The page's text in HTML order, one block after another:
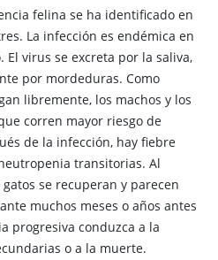
felina se ha identificado en
La infección es endémica en
El virus se excreta por la saliva,
por mordeduras. Como
libremente, los machos y los
corren mayor riesgo de
de la infección, hay fiebre
transitorias. Al
se recuperan y parecen
muchos meses o años antes
progresiva conduzca a la
o a la muerte.